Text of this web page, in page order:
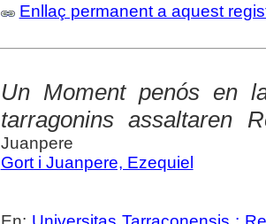
Enllaç permanent a aquest
Un Moment penós en
tarragonins assaltaren
Juanpere
Gort i Juanpere, Ezequiel